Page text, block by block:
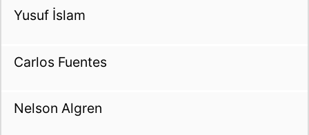
Yusuf İslam
Carlos Fuentes
Nelson Algren